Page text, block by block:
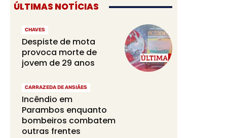
ÚLTIMAS NOTÍCIAS
CHAVES
Despiste de mota
provoca morte de
jovem de 29 anos
CARRAZEDA DE ANSIÃES
Incêndio em
Parambos enquanto
bombeiros combatem
outras frentes